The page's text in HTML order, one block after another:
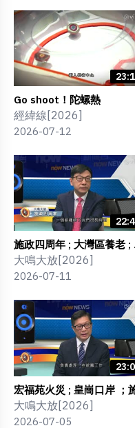
Go shoot！陀螺熱
經緯線[2026]
2026-07-12
施政四周年 ; 大灣區養老 ;
安健 ; 地盤禁煙 ; 社福工作
大鳴大放[2026]
2026-07-11
宏福苑火災 ; 皇崗口岸 ；
四周年 ；美國制裁 ；AI宣
; 解說工作 ; 正向引導計劃
大鳴大放[2026]
2026-07-05